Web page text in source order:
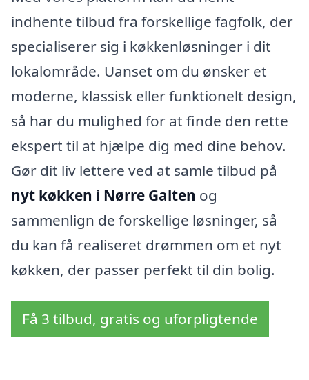
indhente tilbud fra forskellige fagfolk, der
specialiserer sig i køkkenløsninger i dit
lokalområde. Uanset om du ønsker et
moderne, klassisk eller funktionelt design,
så har du mulighed for at finde den rette
ekspert til at hjælpe dig med dine behov.
Gør dit liv lettere ved at samle tilbud på
nyt køkken i Nørre Galten og
sammenlign de forskellige løsninger, så
du kan få realiseret drømmen om et nyt
køkken, der passer perfekt til din bolig.
Få 3 tilbud, gratis og uforpligtende